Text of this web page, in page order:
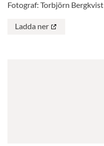
Fotograf: Torbjörn Bergkvist
Ladda ner